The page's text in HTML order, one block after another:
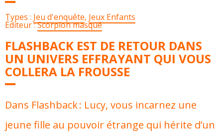
Types : Jeu d'enquête, Jeux Enfants
Éditeur :Scorpion masqué
FLASHBACK EST DE RETOUR DANS
UN UNIVERS EFFRAYANT QUI VOUS
COLLERA LA FROUSSE
Dans Flashback : Lucy, vous incarnez une
jeune fille au pouvoir étrange qui hérite d’un